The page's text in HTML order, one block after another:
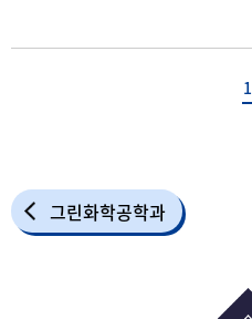
1
그린화학공학과